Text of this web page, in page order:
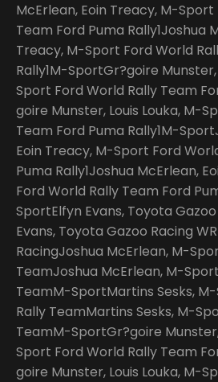
McErlean, Eoin Treacy, M-
Team Ford Puma Rally1Joshua
Treacy, M-Sport Ford World
Rally1M-SportGr?goire Munster,
Sport Ford World Rally Team
goire Munster, Louis Louka, M-
Team Ford Puma Rally1M-
Eoin Treacy, M-Sport Ford
Puma Rally1Joshua McErlean,
Ford World Rally Team Ford
SportElfyn Evans, Toyota
Evans, Toyota Gazoo Racing
RacingJoshua McErlean, M-
TeamJoshua McErlean, M-
TeamM-SportMartins Sesks,
Rally TeamMartins Sesks, M-
TeamM-SportGr?goire Munster,
Sport Ford World Rally Team
goire Munster, Louis Louka, M-